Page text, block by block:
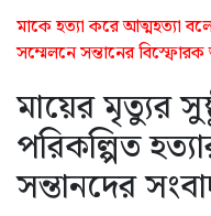
মাকে হত্যা করে আত্মহত্যা
সম্মেলনে সন্তানের
মায়ের মৃত্যুর
পরিকল্পিত
সন্তানদের